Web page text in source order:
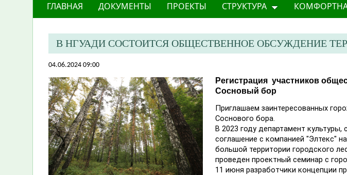
ГЛАВНАЯ ДОКУМЕНТЫ ПРОЕКТЫ СТРУКТУРА
В НГУАДИ СОСТОИТСЯ ОБЩЕСТВЕННОЕ ОБСУЖДЕНИЕ
04.06.2024 09:00
Регистрация участников
Сосновый бор
Приглашаем заинтересованных
Соснового бора.
В 2023 году департамент
соглашение с компанией "Элтекс"
большой территории городского
проведен проектный семинар с
11 июня разработчики концепции